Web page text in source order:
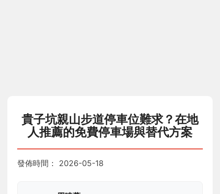
貴子坑親山步道停車位難求？在地
人推薦的免費停車場與替代方案
發佈時間： 2026-05-18